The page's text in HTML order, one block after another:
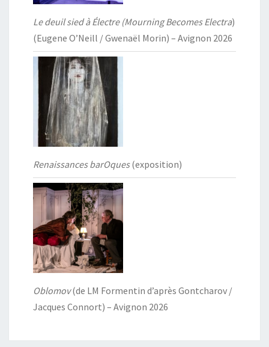
Le deuil sied à Électre (Mourning Becomes Electra)
(Eugene O’Neill / Gwenaël Morin) – Avignon 2026
Renaissances barOques(exposition)
Oblomov(de LM Formentin d’après Gontcharov /
Jacques Connort) – Avignon 2026